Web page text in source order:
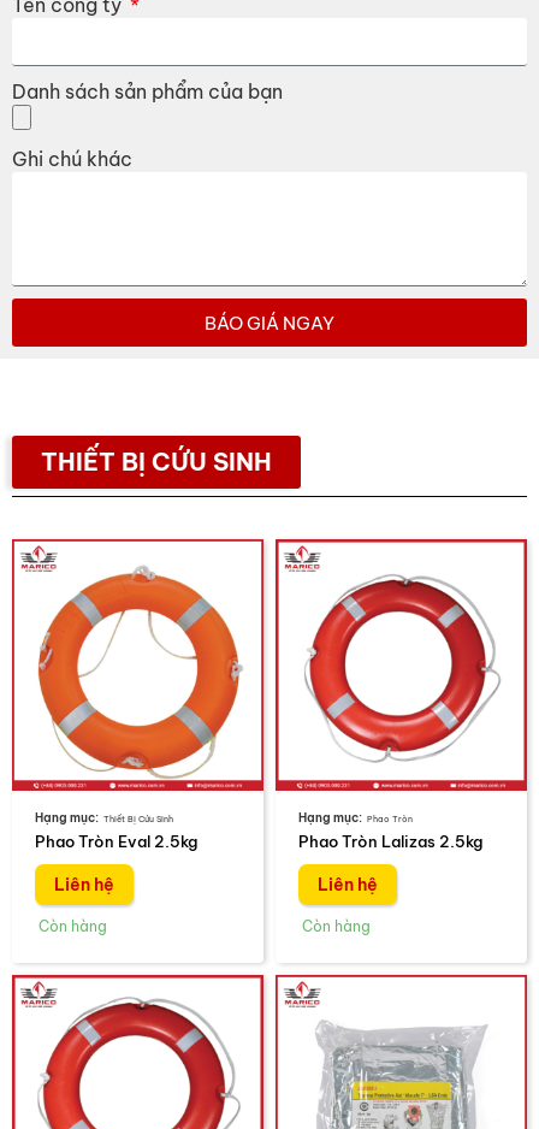
Tên công ty
Danh sách sản phẩm của bạn
Ghi chú khác
BÁO GIÁ NGAY
THIẾT BỊ CỨU SINH
Thiết Bị Cứu Sinh
Phao Tròn Eval 2.5kg
Liên hệ
Phao Tròn
Phao Tròn Lalizas 2.5kg
Liên hệ